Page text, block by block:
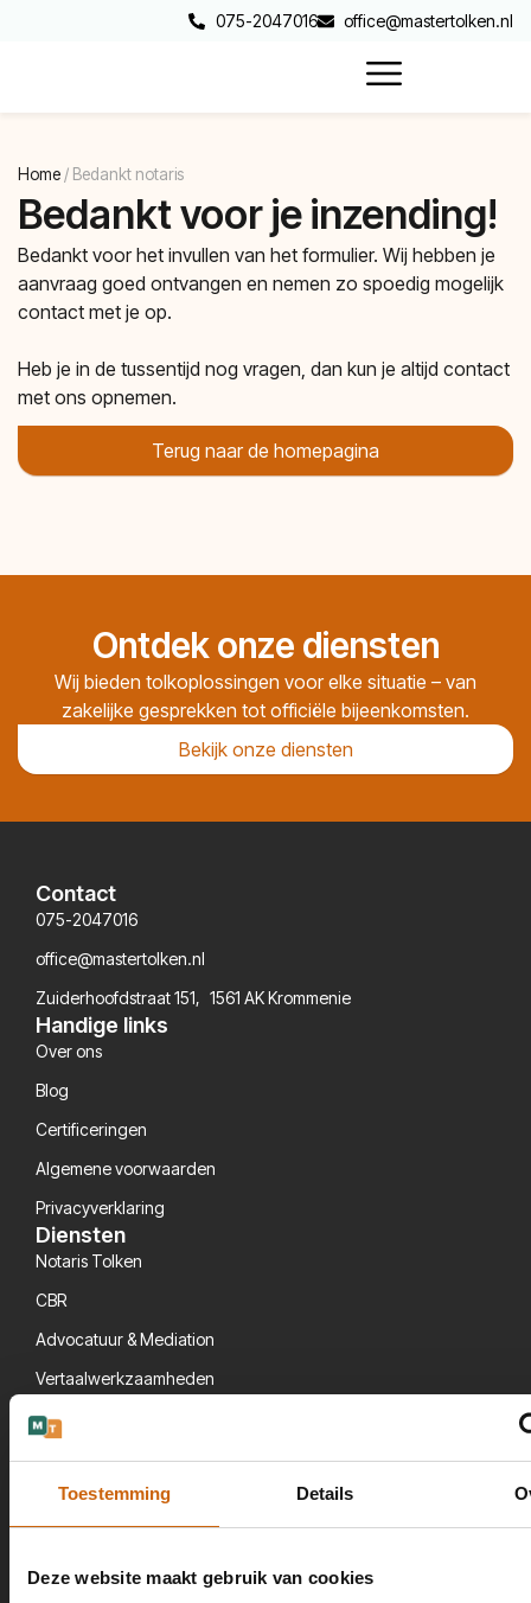
Toestemming Details
Deze website maakt gebruik van cookies
075-2047016 office@mastertolken.nl
Home / Bedankt notaris
Bedankt voor je inzending!
Bedankt voor het invullen van het formulier. Wij hebben je
aanvraag goed ontvangen en nemen zo spoedig mogelijk
contact met je op.
Heb je in de tussentijd nog vragen, dan kun je altijd contact
met ons opnemen.
Terug naar de homepagina
Ontdek onze diensten
Wij bieden tolkoplossingen voor elke situatie – van
zakelijke gesprekken tot officiële bijeenkomsten.
Bekijk onze diensten
Contact
075-2047016
office@mastertolken.nl
Zuiderhoofdstraat 151, 1561 AK Krommenie
Handige links
Over ons
Blog
Certificeringen
Algemene voorwaarden
Privacyverklaring
Diensten
Notaris Tolken
CBR
Advocatuur & Mediation
Vertaalwerkzaamheden
Arnhem
Eindhoven